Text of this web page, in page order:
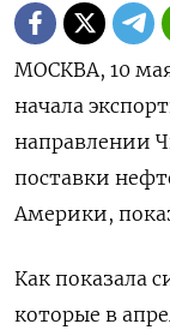
МОСКВА, 10
начала
направлении
поставки
Америки,
Как показала
которые в